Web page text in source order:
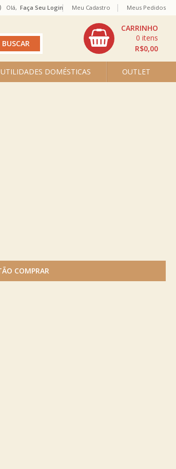
Olá, Faça Seu Login Meu Cadastro Meus Pedidos
UTILIDADES DOMÉSTICAS OUTLET
R$0,00
0